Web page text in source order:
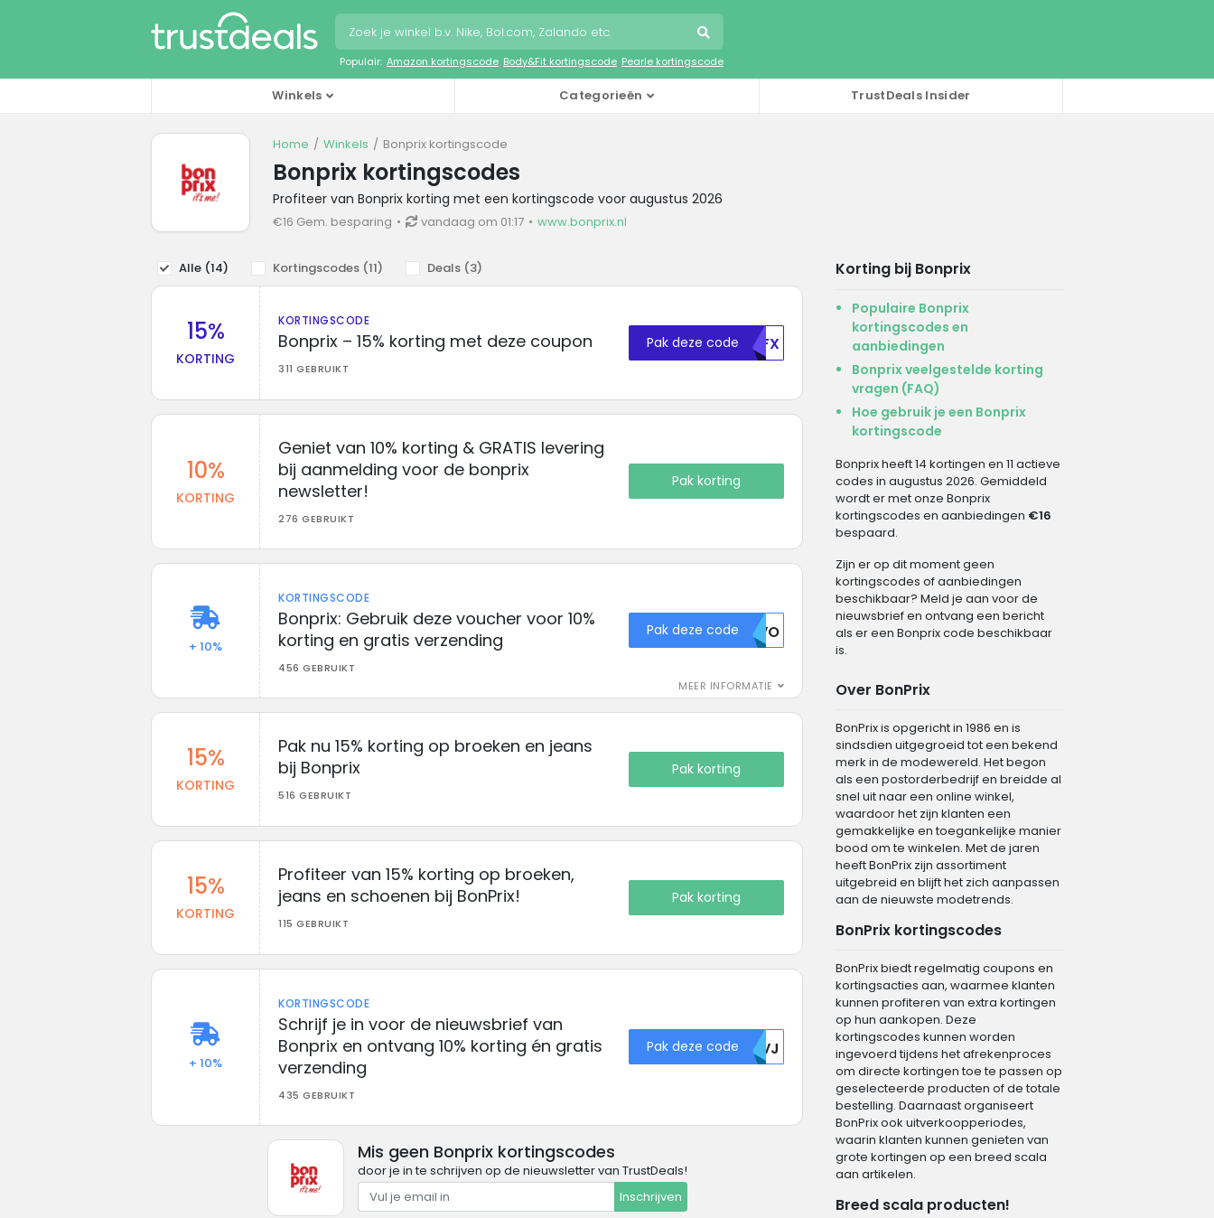
Populair: Amazon kortingscode Body&Fit kortingscode Pearle kortingscode
Winkels Categorieën TrustDeals Insider
Home Winkels Bonprix kortingscode
Bonprix kortingscodes
Profiteer van Bonprix korting met een kortingscode voor augustus 2026
€16 Gem. besparing vandaag om 01:17 www.bonprix.nl
Alle (14) Kortingscodes (11) Deals (3)
15%
KORTING
KORTINGSCODE
Bonprix – 15% korting met deze coupon
311 GEBRUIKT
Pak deze code NTFX
10%
KORTING
Geniet van 10% korting & GRATIS levering
bij aanmelding voor de bonprix
newsletter!
276 GEBRUIKT
Pak korting
+ 10%
KORTINGSCODE
Bonprix: Gebruik deze voucher voor 10%
korting en gratis verzending
456 GEBRUIKT
MEER INFORMATIE
Pak deze code V0VO
15%
KORTING
Pak nu 15% korting op broeken en jeans
bij Bonprix
516 GEBRUIKT
Pak korting
15%
KORTING
Profiteer van 15% korting op broeken,
jeans en schoenen bij BonPrix!
115 GEBRUIKT
Pak korting
+ 10%
KORTINGSCODE
Schrijf je in voor de nieuwsbrief van
Bonprix en ontvang 10% korting én gratis
verzending
435 GEBRUIKT
Pak deze code RKVJ
Mis geen Bonprix kortingscodes
door je in te schrijven op de nieuwsletter van TrustDeals!
Inschrijven
Korting bij Bonprix
Populaire Bonprix
kortingscodes en
aanbiedingen
Bonprix veelgestelde korting
vragen (FAQ)
Hoe gebruik je een Bonprix
kortingscode
Bonprix heeft 14 kortingen en 11 actieve
codes in augustus 2026. Gemiddeld
wordt er met onze Bonprix
kortingscodes en aanbiedingen €16
bespaard.
Zijn er op dit moment geen
kortingscodes of aanbiedingen
beschikbaar? Meld je aan voor de
nieuwsbrief en ontvang een bericht
als er een Bonprix code beschikbaar
is.
Over BonPrix
BonPrix is opgericht in 1986 en is
sindsdien uitgegroeid tot een bekend
merk in de modewereld. Het begon
als een postorderbedrijf en breidde al
snel uit naar een online winkel,
waardoor het zijn klanten een
gemakkelijke en toegankelijke manier
bood om te winkelen. Met de jaren
heeft BonPrix zijn assortiment
uitgebreid en blijft het zich aanpassen
aan de nieuwste modetrends.
BonPrix kortingscodes
BonPrix biedt regelmatig coupons en
kortingsacties aan, waarmee klanten
kunnen profiteren van extra kortingen
op hun aankopen. Deze
kortingscodes kunnen worden
ingevoerd tijdens het afrekenproces
om directe kortingen toe te passen op
geselecteerde producten of de totale
bestelling. Daarnaast organiseert
BonPrix ook uitverkoopperiodes,
waarin klanten kunnen genieten van
grote kortingen op een breed scala
aan artikelen.
Breed scala producten!